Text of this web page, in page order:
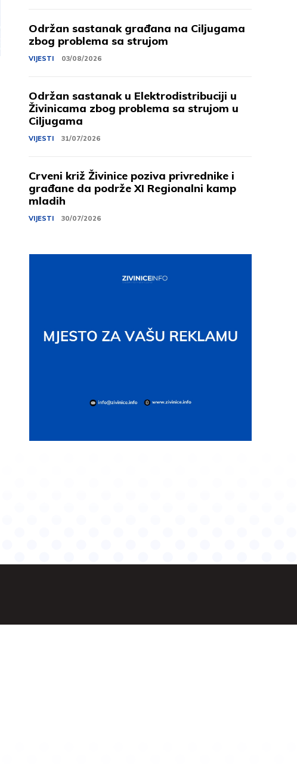
Održan sastanak građana na Ciljugama
zbog problema sa strujom
VIJESTI 03/08/2026
Održan sastanak u Elektrodistribuciji u
Živinicama zbog problema sa strujom u
Ciljugama
VIJESTI 31/07/2026
Crveni križ Živinice poziva privrednike i
građane da podrže XI Regionalni kamp
mladih
VIJESTI 30/07/2026